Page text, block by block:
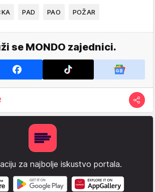
PAD PAO POŽAR
se MONDO zajednici.
za najbolje iskustvo portala.